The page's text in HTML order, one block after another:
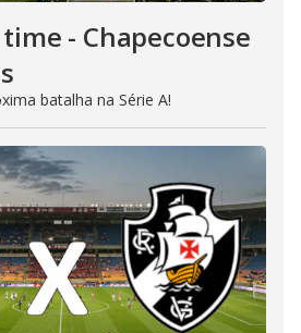
time - Chapecoense
batalha na Série A!